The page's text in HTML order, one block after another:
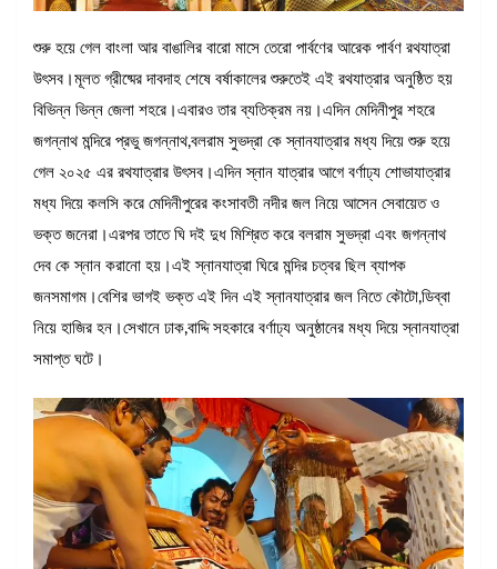
শুরু হয়ে গেল বাংলা আর বাঙালির বারো মাসে তেরো পার্বণের আরেক পার্বণ রথযাত্রা
উৎসব।মূলত গ্রীষ্মের দাবদাহ শেষে বর্ষাকালের শুরুতেই এই রথযাত্রার অনুষ্ঠিত হয়
বিভিন্ন ভিন্ন জেলা শহরে।এবারও তার ব্যতিক্রম নয়।এদিন মেদিনীপুর শহরে
জগন্নাথ মন্দিরে প্রভু জগন্নাথ,বলরাম সুভদ্রা কে স্নানযাত্রার মধ্য দিয়ে শুরু হয়ে
গেল ২০২৫ এর রথযাত্রার উৎসব।এদিন স্নান যাত্রার আগে বর্ণাঢ্য শোভাযাত্রার
মধ্য দিয়ে কলসি করে মেদিনীপুরের কংসাবতী নদীর জল নিয়ে আসেন সেবায়েত ও
ভক্ত জনেরা।এরপর তাতে ঘি দই দুধ মিশ্রিত করে বলরাম সুভদ্রা এবং জগন্নাথ
দেব কে স্নান করানো হয়।এই স্নানযাত্রা ঘিরে মন্দির চত্বর ছিল ব্যাপক
জনসমাগম।বেশির ভাগই ভক্ত এই দিন এই স্নানযাত্রার জল নিতে কৌটো,ডিব্বা
নিয়ে হাজির হন।সেখানে ঢাক,বাদ্দি সহকারে বর্ণাঢ্য অনুষ্ঠানের মধ্য দিয়ে স্নানযাত্রা
সমাপ্ত ঘটে।